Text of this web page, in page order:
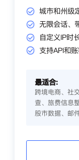
城市和州级
无限会话、
自定义IP时
支持API和
最适合:
跨境电商、社
查、旅费信息
股市数据、邮